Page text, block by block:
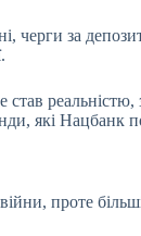
черги за
які Нацбанк
проте